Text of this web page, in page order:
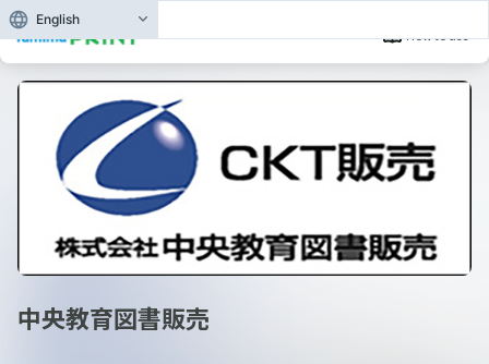
How to use
中央教育図書販売
English